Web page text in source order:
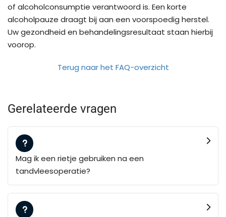
of alcoholconsumptie verantwoord is. Een korte
alcoholpauze draagt bij aan een voorspoedig herstel.
Uw gezondheid en behandelingsresultaat staan hierbij
voorop.
Terug naar het FAQ-overzicht
Gerelateerde vragen
Mag ik een rietje gebruiken na een
tandvleesoperatie?